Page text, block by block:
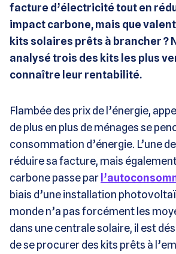
facture d’électricité tout en
impact carbone, mais que
kits solaires prêts à brancher ?
analysé trois des kits les plus
connaître leur rentabilité.
Flambée des prix de l’énergie,
de plus en plus de ménages se
consommation d’énergie. L’une
réduire sa facture, mais
carbone passe par
biais d’une installation
monde n’a pas forcément les
dans une centrale solaire, il est
de se procurer des kits prêts à